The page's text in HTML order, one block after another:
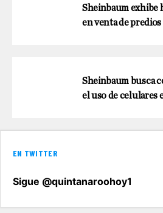
Sheinbaum
en venta de
Sheinbaum busca
el uso de celulares
EN TWITTER
Sigue @quintanaroohoy1